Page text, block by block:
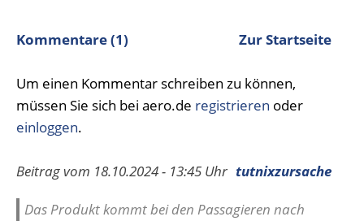
Kommentare (1) Zur Startseite
Um einen Kommentar schreiben zu können,
müssen Sie sich bei aero.de registrieren oder
einloggen.
Beitrag vom 18.10.2024 - 13:45 Uhr tutnixzursache
Das Produkt kommt bei den Passagieren nach